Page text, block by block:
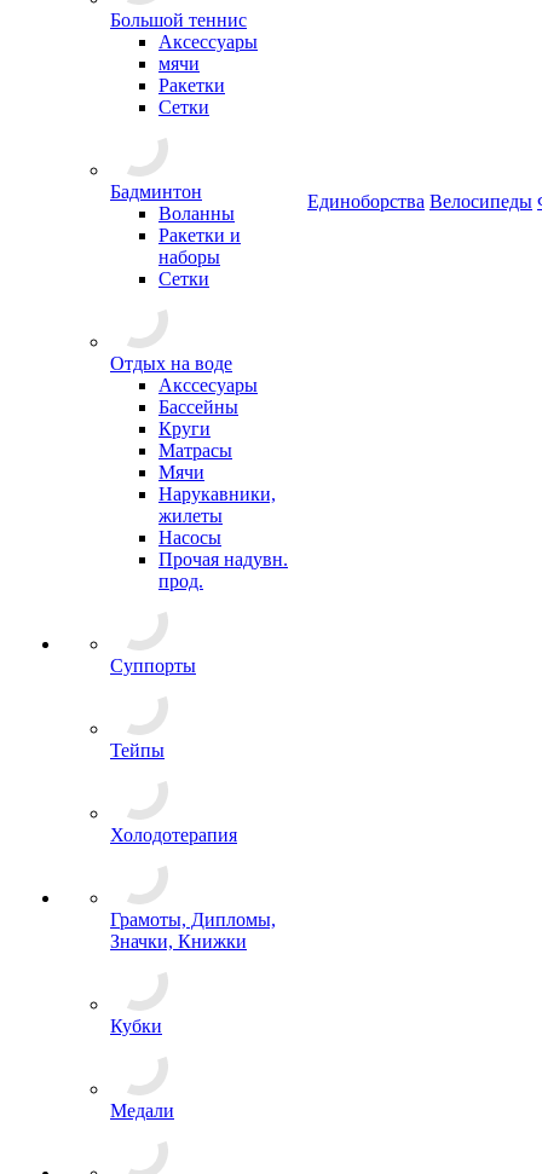
Большой теннис
Аксессуары
мячи
Ракетки
Сетки
Бадминтон
Воланны
Ракетки и
наборы
Сетки
Отдых на воде
Акссесуары
Бассейны
Круги
Матрасы
Мячи
Нарукавники,
жилеты
Насосы
Прочая надувн.
прод.
Суппорты
Тейпы
Холодотерапия
Грамоты, Дипломы,
Значки, Книжки
Кубки
Медали
Единоборства Велосипеды